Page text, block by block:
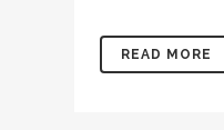
READ MORE